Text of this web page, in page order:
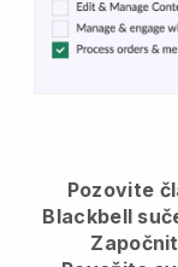
Pozovite
Blackbell